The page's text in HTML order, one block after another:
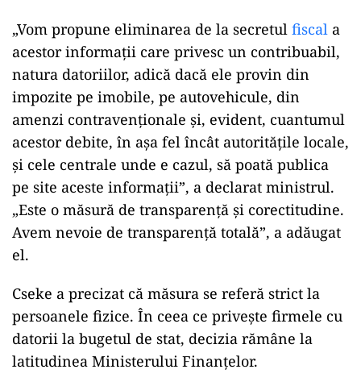
„Vom propune eliminarea de la secretul fiscal a
acestor informații care privesc un contribuabil,
natura datoriilor, adică dacă ele provin din
impozite pe imobile, pe autovehicule, din
amenzi contravenționale și, evident, cuantumul
acestor debite, în aşa fel încât autoritățile locale,
și cele centrale unde e cazul, să poată publica
pe site aceste informații”, a declarat ministrul.
„Este o măsură de transparență și corectitudine.
Avem nevoie de transparență totală”, a adăugat
el.
Cseke a precizat că măsura se referă strict la
persoanele fizice. În ceea ce privește firmele cu
datorii la bugetul de stat, decizia rămâne la
latitudinea Ministerului Finanțelor.